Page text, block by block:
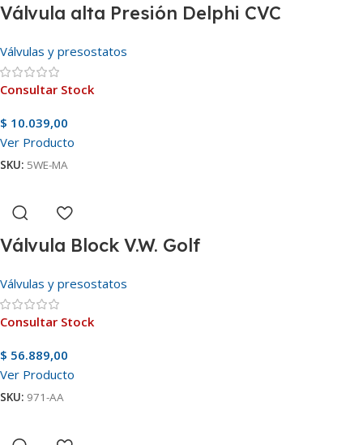
Válvula alta Presión Delphi CVC
Válvulas y presostatos
Consultar Stock
$ 10.039,00
Ver Producto
SKU: 5WE-MA
Válvula Block V.W. Golf
Válvulas y presostatos
Consultar Stock
$ 56.889,00
Ver Producto
SKU: 971-AA